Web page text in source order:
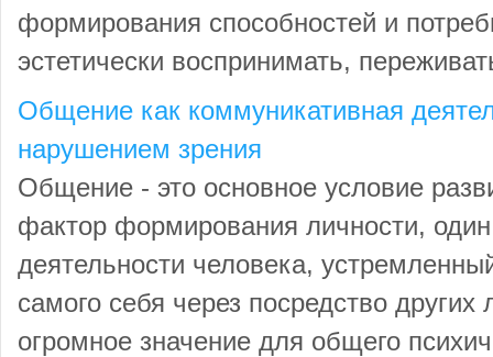
формирования способностей и
эстетически воспринимать,
Общение как коммуникативная
нарушением зрения
Общение - это основное условие
фактор формирования личности,
деятельности человека,
самого себя через посредство
огромное значение для общего